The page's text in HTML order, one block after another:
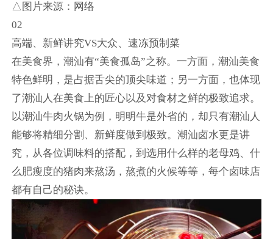
△图片来源：网络
02
高端、新鲜讲究VS大众、速冻预制菜
在美食界，潮汕有“美食孤岛”之称。一方面，潮汕美食
特色鲜明，是占据舌尖的顶尖味道；另一方面，也体现
了潮汕人在美食上的匠心以及对食材之鲜的极致追求。
以潮汕牛肉火锅为例，明明牛是外省的，却只有潮汕人
能够将精细分割、新鲜度做到极致。潮汕卤水更是讲
究，从各位调味料的搭配，到选用什么样的老母鸡、什
么肥瘦度的猪肉来熬汤，熬煮的火候等等，每个卤味店
都有自己的秘诀。